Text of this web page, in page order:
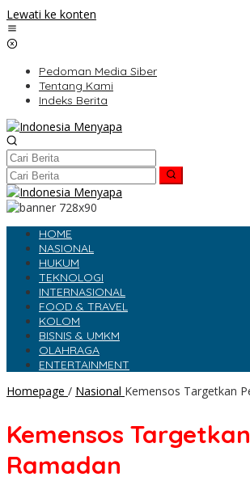
Lewati ke konten
Pedoman Media Siber
Tentang Kami
Indeks Berita
HOME
NASIONAL
HUKUM
TEKNOLOGI
INTERNASIONAL
FOOD & TRAVEL
KOLOM
BISNIS & UMKM
OLAHRAGA
ENTERTAINMENT
Homepage / Nasional Kemensos Targetkan
Kemensos
Ramadan